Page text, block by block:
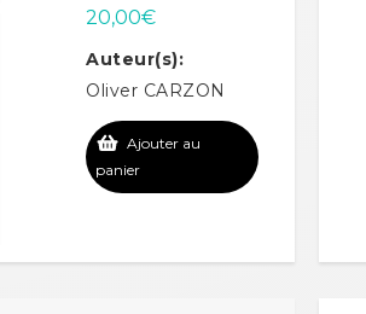
20,00€
Auteur(s):
Oliver CARZON
Ajouter au
panier